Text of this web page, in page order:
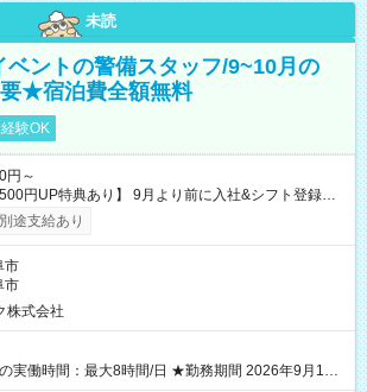
未読
ベントの警備スタッフ/9~10月の
★宿泊費全額無料
験OK
円～
500円UP特典あり】 9月より前に入社&シフト登録す
(9/16~10/23) の日給がUP! 日給1万1500円でしっか
り稼げます♪ 【試用期間】試用期間なし
途支給あり
市
市
株式会社
実働時間：最大8時間/日 ★勤務期間 2026年9月16